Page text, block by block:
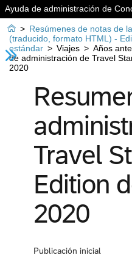
Ayuda de administración de
 > Resúmenes de notas de
(traducido, formato HTML) -
estándar > Viajes > Años
de administración de Travel
2020
Travel
Edition
2020
Publicación inicial